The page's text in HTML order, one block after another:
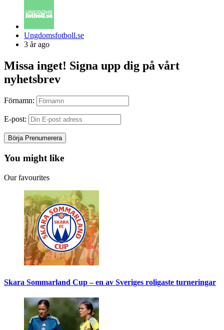
Posted
by
Ungdomsfotboll.se
3 år ago
Missa inget! Signa upp dig på vårt
nyhetsbrev
Förnamn:
E-post:
You might like
Our favourites
Skara Sommarland Cup – en av Sveriges roligaste turneringar